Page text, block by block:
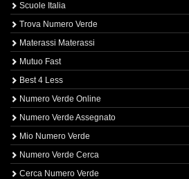
Scuole Italia
Trova Numero Verde
Materassi Materassi
Mutuo Fast
Best 4 Less
Numero Verde Online
Numero Verde Assegnato
Mio Numero Verde
Numero Verde Cerca
Cerca Numero Verde